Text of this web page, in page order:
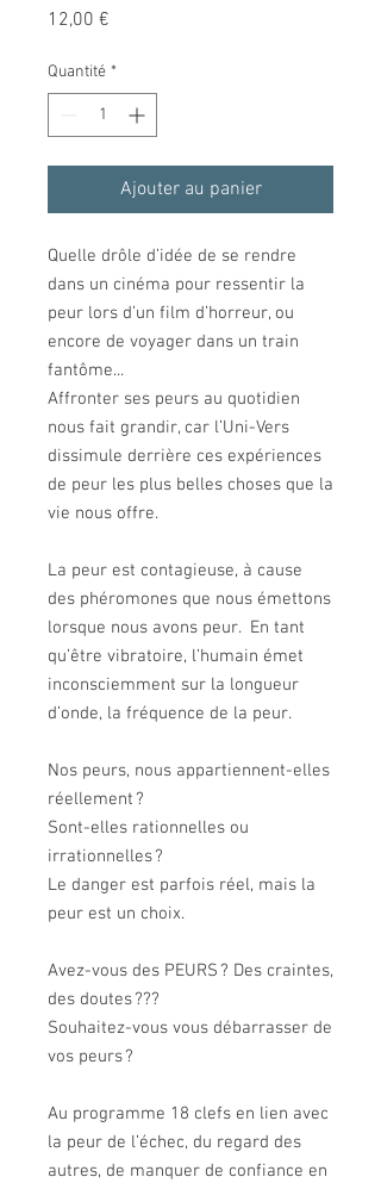
12,00 €
Quantité *
Ajouter au panier
Quelle drôle d’idée de se rendre
dans un cinéma pour ressentir la
peur lors d’un film d’horreur, ou
encore de voyager dans un train
fantôme...
Affronter ses peurs au quotidien
nous fait grandir, car l’Uni-Vers
dissimule derrière ces expériences
de peur les plus belles choses que la
vie nous offre.
La peur est contagieuse, à cause
des phéromones que nous émettons
lorsque nous avons peur. En tant
qu’être vibratoire, l’humain émet
inconsciemment sur la longueur
d’onde, la fréquence de la peur.
Nos peurs, nous appartiennent-elles
réellement ?
Sont-elles rationnelles ou
irrationnelles ?
Le danger est parfois réel, mais la
peur est un choix.
Avez-vous des PEURS ? Des craintes,
des doutes ???
Souhaitez-vous vous débarrasser de
vos peurs ?
Au programme 18 clefs en lien avec
la peur de l’échec, du regard des
autres, de manquer de confiance en